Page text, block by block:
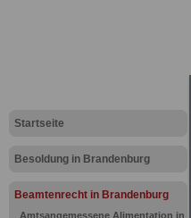
Startseite
Besoldung in Brandenburg
Beamtenrecht in Brandenburg
Amtsangemessene Alimentation in